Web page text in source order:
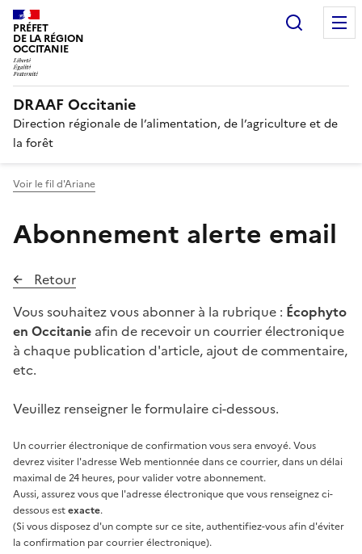
PRÉFET
DE LA RÉGION
OCCITANIE
DRAAF Occitanie
Direction régionale de l’alimentation, de l’agriculture et de
la forêt
Voir le fil d'Ariane
Abonnement alerte email
Retour
Vous souhaitez vous abonner à la rubrique : Écophyto
en Occitanie afin de recevoir un courrier électronique
à chaque publication d'article, ajout de commentaire,
etc.
Veuillez renseigner le formulaire ci-dessous.
Un courrier électronique de confirmation vous sera envoyé. Vous
devrez visiter l'adresse Web mentionnée dans ce courrier, dans un délai
maximal de 24 heures, pour valider votre abonnement.
Aussi, assurez vous que l'adresse électronique que vous renseignez ci-
dessous estexacte.
(Si vous disposez d'un compte sur ce site, authentifiez-vous afin d'éviter
la confirmation par courrier électronique).